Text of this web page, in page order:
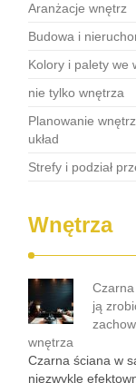
Aranżacje wnętrz
Budowa i
Kolory i palety we
nie tylko wnętrza
Planowanie
układ
Strefy i podział
Wnętrza
ją
wnętrza
Czarna ściana w
niezwykle